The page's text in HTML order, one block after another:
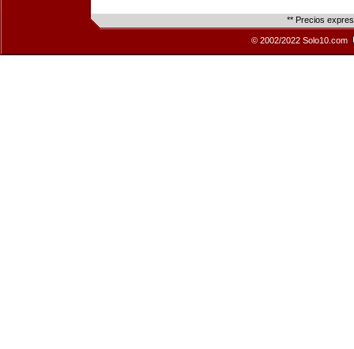
** Precios
© 2002/2022 Solo10.com